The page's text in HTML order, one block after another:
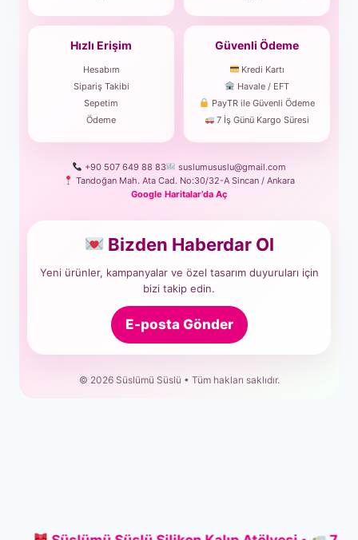
Hızlı Erişim
Hesabım
Sipariş Takibi
Sepetim
Ödeme
Güvenli Ödeme
Kredi Kartı
Havale / EFT
PayTR ile Güvenli Ödeme
7 İş Günü Kargo Süresi
+90 507 649 88 83
suslumususlu@gmail.com
Tandoğan Mah. Ata Cad. No:30/32-A Sincan / Ankara
Google Haritalar’da Aç
Bizden Haberdar Ol
Yeni ürünler, kampanyalar ve özel tasarım duyuruları için
bizi takip edin.
E-posta Gönder
© 2026 Süslümü Süslü • Tüm hakları saklıdır.